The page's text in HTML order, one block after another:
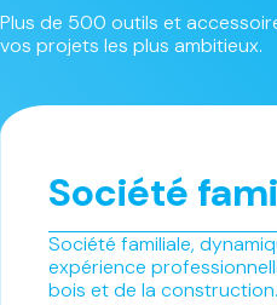
Plus de 500 outils et
vos projets les plus ambitieux.
Société
Société familiale,
expérience
bois et de la construction.